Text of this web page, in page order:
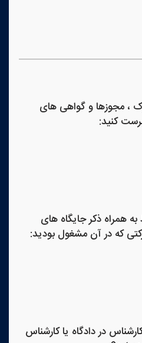
، مجوزها و گواهی های
کنید:
همراه ذکر جایگاه های
که در آن مشغول بودید:
در دادگاه یا کارشناس